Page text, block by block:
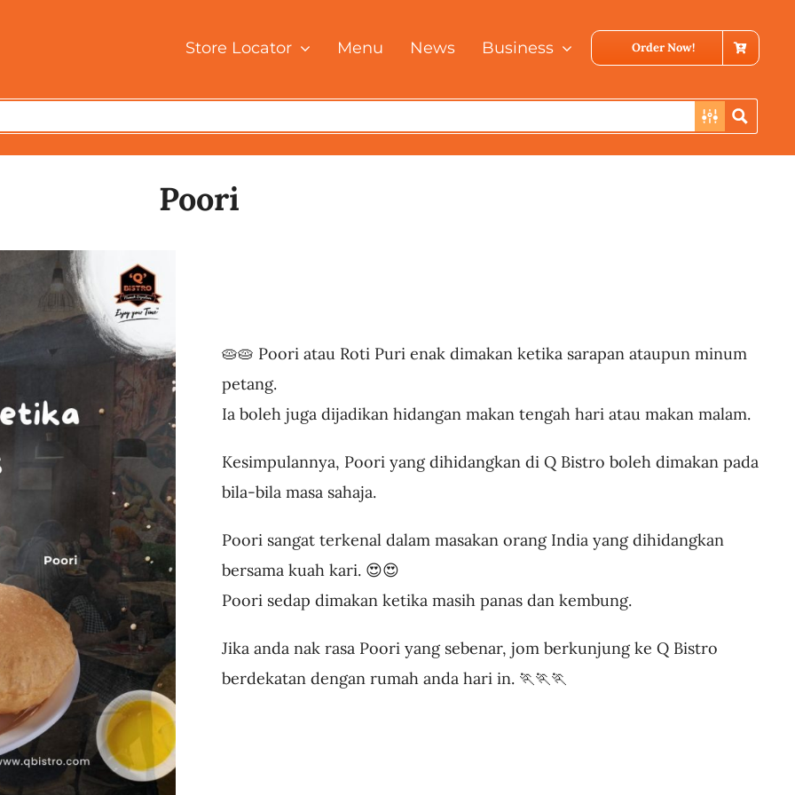
Store Locator Menu News Business Order Now!
Poori
🥧🥧 Poori atau Roti Puri enak dimakan ketika sarapan ataupun minum
petang.
Ia boleh juga dijadikan hidangan makan tengah hari atau makan malam.
Kesimpulannya, Poori yang dihidangkan di Q Bistro boleh dimakan pada
bila-bila masa sahaja.
Poori sangat terkenal dalam masakan orang India yang dihidangkan
bersama kuah kari. 😍😍
Poori sedap dimakan ketika masih panas dan kembung.
Jika anda nak rasa Poori yang sebenar, jom berkunjung ke Q Bistro
berdekatan dengan rumah anda hari in. 🏃🏃🏃